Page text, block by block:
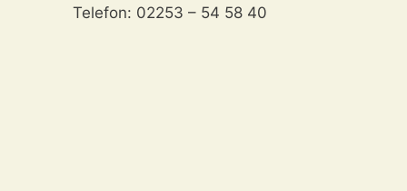
Telefon: 02253 – 54 58 40